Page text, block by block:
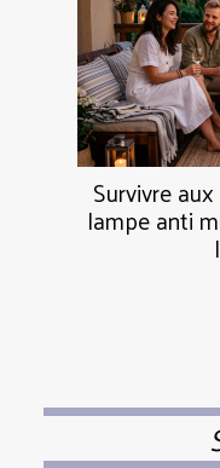
Survivre
lampe anti